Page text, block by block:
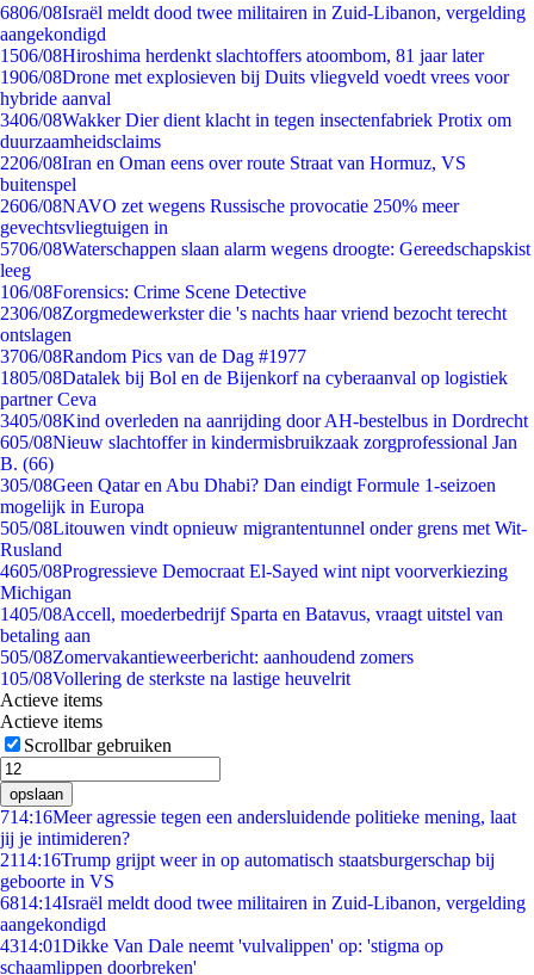
6806/08Israël meldt dood twee militairen in Zuid-Libanon, vergelding
aangekondigd
1506/08Hiroshima herdenkt slachtoffers atoombom, 81 jaar later
1906/08Drone met explosieven bij Duits vliegveld voedt vrees voor
hybride aanval
3406/08Wakker Dier dient klacht in tegen insectenfabriek Protix om
duurzaamheidsclaims
2206/08Iran en Oman eens over route Straat van Hormuz, VS
buitenspel
2606/08NAVO zet wegens Russische provocatie 250% meer
gevechtsvliegtuigen in
5706/08Waterschappen slaan alarm wegens droogte: Gereedschapskist
leeg
106/08Forensics: Crime Scene Detective
2306/08Zorgmedewerkster die 's nachts haar vriend bezocht terecht
ontslagen
3706/08Random Pics van de Dag #1977
1805/08Datalek bij Bol en de Bijenkorf na cyberaanval op logistiek
partner Ceva
3405/08Kind overleden na aanrijding door AH-bestelbus in Dordrecht
605/08Nieuw slachtoffer in kindermisbruikzaak zorgprofessional Jan
B. (66)
305/08Geen Qatar en Abu Dhabi? Dan eindigt Formule 1-seizoen
mogelijk in Europa
505/08Litouwen vindt opnieuw migrantentunnel onder grens met Wit-
Rusland
4605/08Progressieve Democraat El-Sayed wint nipt voorverkiezing
Michigan
1405/08Accell, moederbedrijf Sparta en Batavus, vraagt uitstel van
betaling aan
505/08Zomervakantieweerbericht: aanhoudend zomers
105/08Vollering de sterkste na lastige heuvelrit
Actieve items
Actieve items
Scrollbar gebruiken
opslaan
714:16Meer agressie tegen een andersluidende politieke mening, laat
jij je intimideren?
2114:16Trump grijpt weer in op automatisch staatsburgerschap bij
geboorte in VS
6814:14Israël meldt dood twee militairen in Zuid-Libanon, vergelding
aangekondigd
4314:01Dikke Van Dale neemt 'vulvalippen' op: 'stigma op
schaamlippen doorbreken'